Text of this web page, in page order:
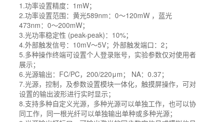
1.功率设置精度：1mW；
2.功率设置范围：黄光589nm：0～120mW ，蓝光
473nm：0～200mW；
3.光功率稳定性 (peak-peak)：10%；
4.外部触发信号：10mV～5V；外部触发端口：2；
5.多种操作终端可设置个人登录账号，实验参数仅对使用者
展示；
6.光源输出：FC/PC，200/220μm； NA：0.37；
7.光源，控制，及参数设置模块一体化，触摸屏操作，可对
设置的输出波形进行实时显示；
8.支持多种自定义光源，多种光源可以单独工作，也可以协
同工作，同一根光纤可以单独输出单种或多种光源；